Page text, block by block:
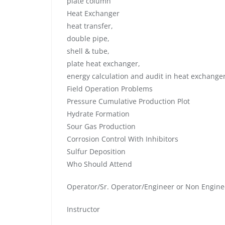
Heat Exchanger
heat transfer,
double pipe,
shell & tube,
plate heat exchanger,
energy calculation and audit in heat
Field Operation Problems
Pressure Cumulative Production Plot
Hydrate Formation
Sour Gas Production
Corrosion Control With Inhibitors
Sulfur Deposition
Who Should Attend
Operator/Sr. Operator/Engineer or Non
Instructor